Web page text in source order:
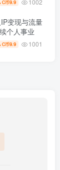
C币9.9 1002
变现与流量
个人事业
C币9.9 1001